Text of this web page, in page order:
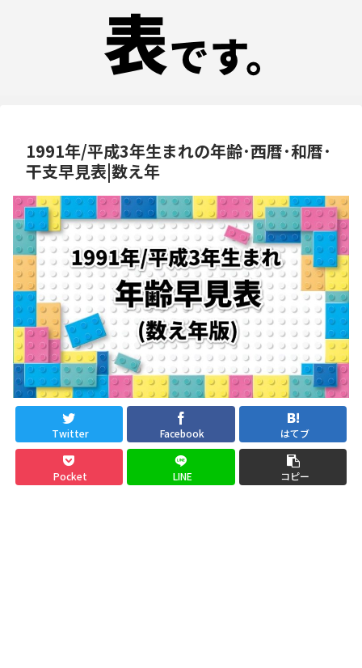
1991年/平成3年生まれの年齢･西暦･和暦･
干支早見表|数え年
Twitter Facebook はてブ
Pocket LINE コピー